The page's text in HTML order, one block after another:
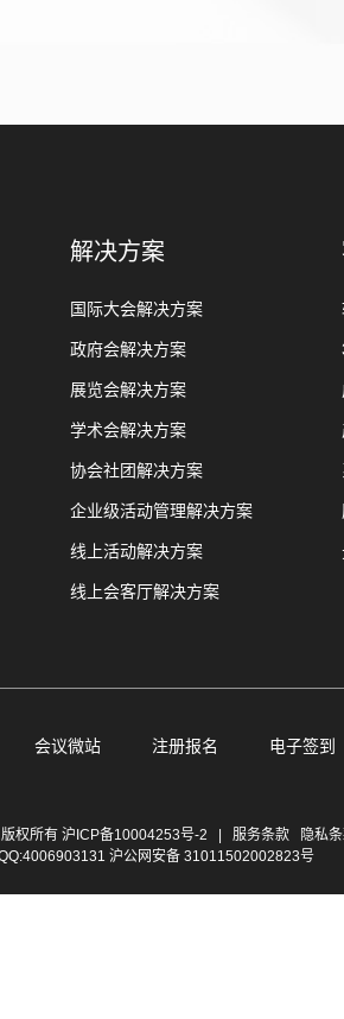
解决方案
国际大会解决方案
政府会解决方案
展览会解决方案
学术会解决方案
协会社团解决方案
企业级活动管理解决方案
线上活动解决方案
线上会客厅解决方案
会议微站 注册报名 电子签到
权所有 沪ICP备10004253号-2 服务条款
隐私
沪公网安备 31011502002823号